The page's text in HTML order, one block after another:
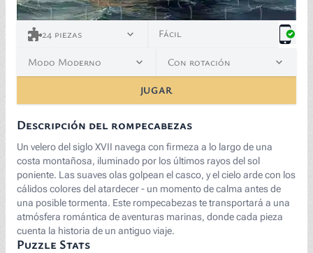
24 piezas Fácil
Modo Moderno Con rotación
JUGAR
Descripción del rompecabezas
Un velero del siglo XVII navega con firmeza a lo largo de una
costa montañosa, iluminado por los últimos rayos del sol
poniente. Las suaves olas golpean el casco, y el cielo arde con los
cálidos colores del atardecer - un momento de calma antes de
una posible tormenta. Este rompecabezas te transportará a una
atmósfera romántica de aventuras marinas, donde cada pieza
cuenta la historia de un antiguo viaje.
Puzzle Stats